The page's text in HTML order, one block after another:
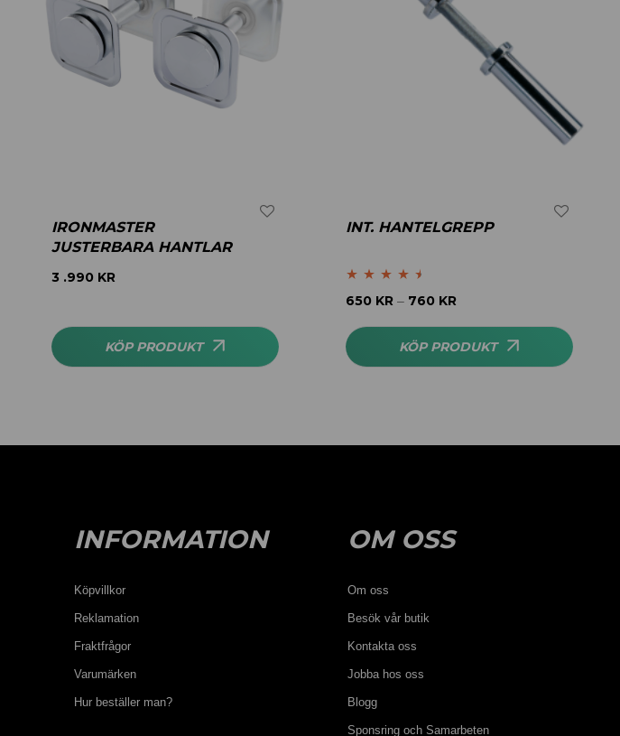
IRONMASTER
JUSTERBARA HANTLAR
3 .990 KR
KÖP PRODUKT
INT. HANTELGREPP
Betygsatt
650 KR – 760 KR
KÖP PRODUKT
INFORMATION
Köpvillkor
Reklamation
Fraktfrågor
Varumärken
Hur beställer man?
OM OSS
Om oss
Besök vår butik
Kontakta oss
Jobba hos oss
Blogg
Sponsring och Samarbeten